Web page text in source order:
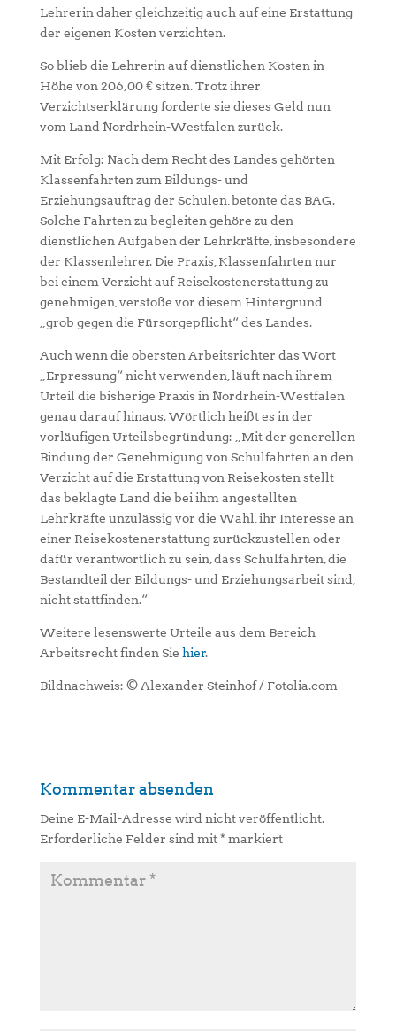
Lehrerin daher gleichzeitig auch auf eine Erstattung
der eigenen Kosten verzichten.
So blieb die Lehrerin auf dienstlichen Kosten in
Höhe von 206,00 € sitzen. Trotz ihrer
Verzichtserklärung forderte sie dieses Geld nun
vom Land Nordrhein-Westfalen zurück.
Mit Erfolg: Nach dem Recht des Landes gehörten
Klassenfahrten zum Bildungs- und
Erziehungsauftrag der Schulen, betonte das BAG.
Solche Fahrten zu begleiten gehöre zu den
dienstlichen Aufgaben der Lehrkräfte, insbesondere
der Klassenlehrer. Die Praxis, Klassenfahrten nur
bei einem Verzicht auf Reisekostenerstattung zu
genehmigen, verstoße vor diesem Hintergrund
„grob gegen die Fürsorgepflicht“ des Landes.
Auch wenn die obersten Arbeitsrichter das Wort
„Erpressung“ nicht verwenden, läuft nach ihrem
Urteil die bisherige Praxis in Nordrhein-Westfalen
genau darauf hinaus. Wörtlich heißt es in der
vorläufigen Urteilsbegründung: „Mit der generellen
Bindung der Genehmigung von Schulfahrten an den
Verzicht auf die Erstattung von Reisekosten stellt
das beklagte Land die bei ihm angestellten
Lehrkräfte unzulässig vor die Wahl, ihr Interesse an
einer Reisekostenerstattung zurückzustellen oder
dafür verantwortlich zu sein, dass Schulfahrten, die
Bestandteil der Bildungs- und Erziehungsarbeit sind,
nicht stattfinden.“
Weitere lesenswerte Urteile aus dem Bereich
Arbeitsrecht finden Sie hier.
Bildnachweis: © Alexander Steinhof / Fotolia.com
Kommentar absenden
Deine E-Mail-Adresse wird nicht veröffentlicht.
Erforderliche Felder sind mit* markiert